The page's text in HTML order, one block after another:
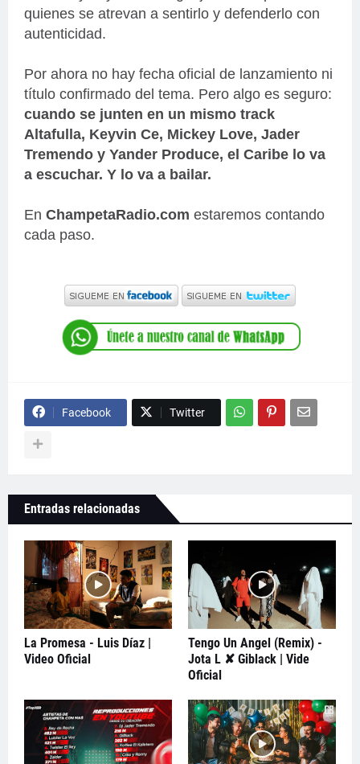
quienes se atrevan a sentirlo y defenderlo con
autenticidad.
Por ahora no hay fecha oficial de lanzamiento ni
título confirmado del tema. Pero algo es seguro:
cuando se junten en un mismo track
Altafulla, Keyvin Ce, Mickey Love, Jader
Tremendo y Yander Produce, el Caribe lo va
a escuchar. Y lo va a bailar.
En ChampetaRadio.com estaremos contando
cada paso.
Facebook Twitter
Entradas relacionadas
La Promesa - Luis Díaz |
Video Oficial
Tengo Un Angel (Remix) -
Jota L ✘ Giblack | Vide
Oficial